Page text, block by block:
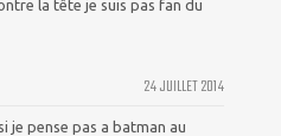
la tête je suis pas fan du
24 JUILLET 2014
je pense pas a batman au